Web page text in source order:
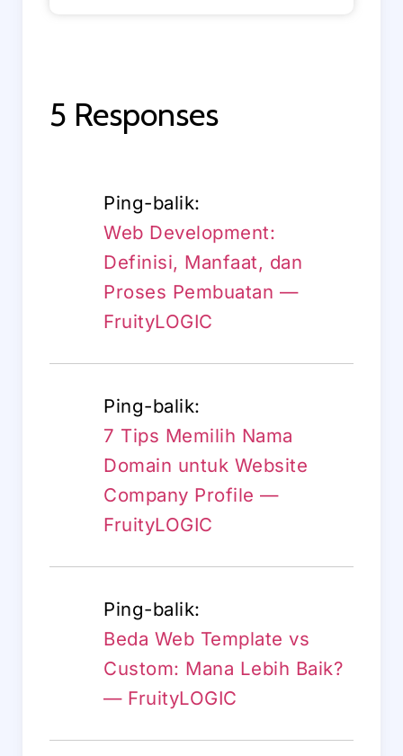
5 Responses
Ping-balik:
Web Development:
Definisi, Manfaat, dan
Proses Pembuatan —
FruityLOGIC
Ping-balik:
7 Tips Memilih Nama
Domain untuk Website
Company Profile —
FruityLOGIC
Ping-balik:
Beda Web Template vs
Custom: Mana Lebih Baik?
— FruityLOGIC